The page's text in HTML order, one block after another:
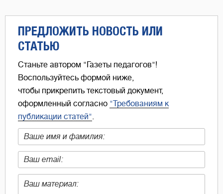
ПРЕДЛОЖИТЬ НОВОСТЬ ИЛИ
СТАТЬЮ
Станьте автором "Газеты педагогов"!
Воспользуйтесь формой ниже,
чтобы прикрепить текстовый документ,
оформленный согласно "Требованиям к
публикации статей".